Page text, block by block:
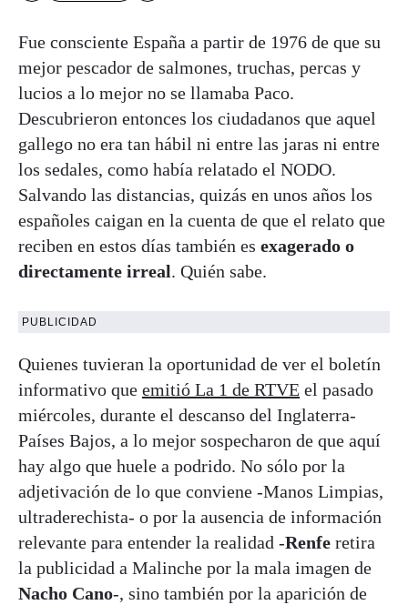
Fue consciente España a partir de 1976 de que su
mejor pescador de salmones, truchas, percas y
lucios a lo mejor no se llamaba Paco.
Descubrieron entonces los ciudadanos que aquel
gallego no era tan hábil ni entre las jaras ni entre
los sedales, como había relatado el NODO.
Salvando las distancias, quizás en unos años los
españoles caigan en la cuenta de que el relato que
reciben en estos días también es exagerado o
directamente irreal. Quién sabe.
PUBLICIDAD
Quienes tuvieran la oportunidad de ver el boletín
informativo que emitió La 1 de RTVE el pasado
miércoles, durante el descanso del Inglaterra-
Países Bajos, a lo mejor sospecharon de que aquí
hay algo que huele a podrido. No sólo por la
adjetivación de lo que conviene -Manos Limpias,
ultraderechista- o por la ausencia de información
relevante para entender la realidad -Renfe retira
la publicidad a Malinche por la mala imagen de
Nacho Cano-, sino también por la aparición de